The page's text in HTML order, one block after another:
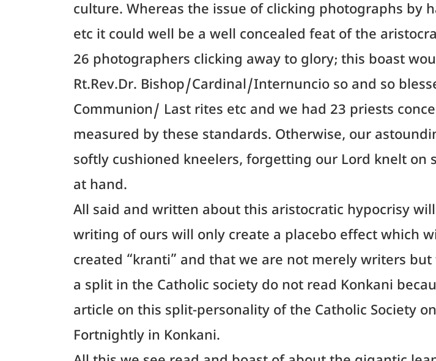
culture. Whereas the issue of clicking photographs by
etc it could well be a well concealed feat of the
26 photographers clicking away to glory; this boast
Rt.Rev.Dr. Bishop/Cardinal/Internuncio so and so
Communion/ Last rites etc and we had 23 priests
measured by these standards. Otherwise, our
softly cushioned kneelers, forgetting our Lord knelt on
at hand.
All said and written about this aristocratic hypocrisy
writing of ours will only create a placebo effect which
created “kranti” and that we are not merely writers
a split in the Catholic society do not read Konkani
article on this split-personality of the Catholic Society
Fortnightly in Konkani.